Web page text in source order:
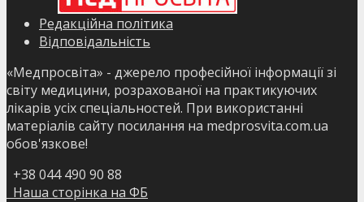
Редакційна політика
Відповідальність
«Медпросвіта» - джерело професійної інформації зі
світу медицини, розрахованої на практикуючих
лікарів усіх спеціальностей. При використанні
матеріалів сайту посилання на medprosvita.com.ua
обов'язкове!
+38 044 490 90 88
Наша сторінка на ФБ